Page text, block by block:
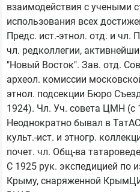
взаимодействия с учеными
использования всех
Предс. ист.-этнол. отд. и чл.
чл. редколлегии,
"Новый Восток". Зав. отд.
археол. комиссии
этнол. подсекции Бюро
1924). Чл. Уч. совета ЦМН
Неоднократно бывал в
культ.-ист. и этногр.
почет. чл. Общ-ва
С 1925 рук. экспедицией по
Крыму, снаряженной